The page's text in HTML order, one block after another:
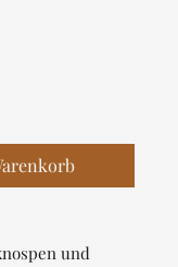
und